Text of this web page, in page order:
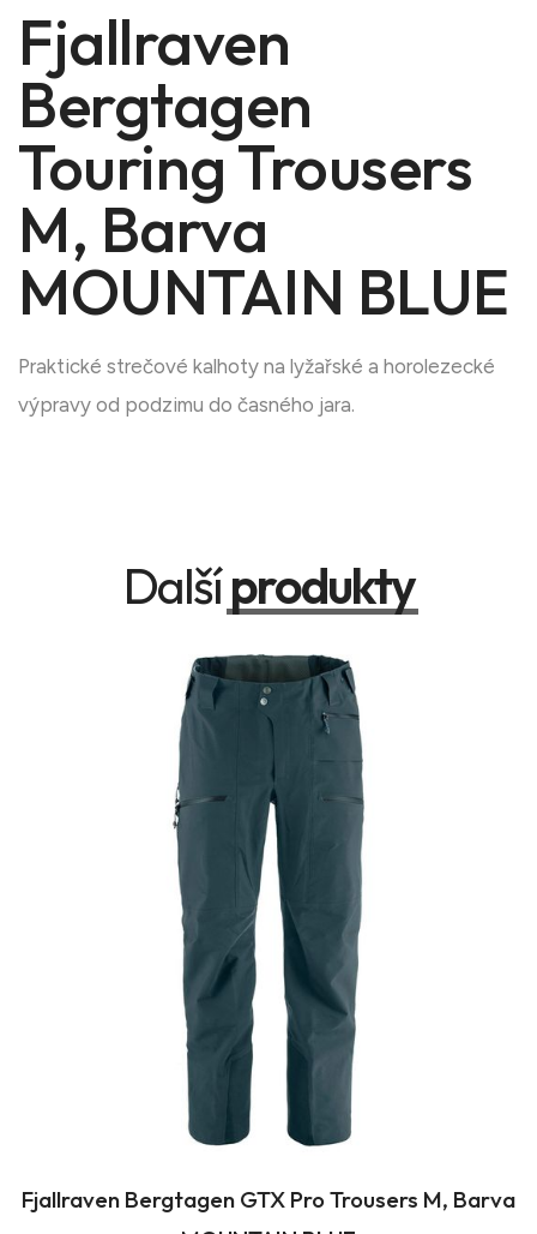
Fjallraven
Bergtagen
Touring Trousers
M, Barva
MOUNTAIN BLUE
Praktické strečové kalhoty na lyžařské a horolezecké
výpravy od podzimu do časného jara.
Dalšíprodukty
Fjallraven Bergtagen GTX Pro Trousers M, Barva